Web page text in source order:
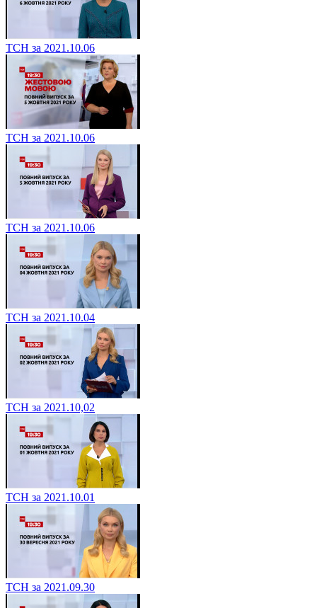
ТСН за 2021.10.06
ТСН за 2021.10.06
ТСН за 2021.10.06
ТСН за 2021.10.04
ТСН за 2021.10,02
ТСН за 2021.10.01
ТСН за 2021.09.30